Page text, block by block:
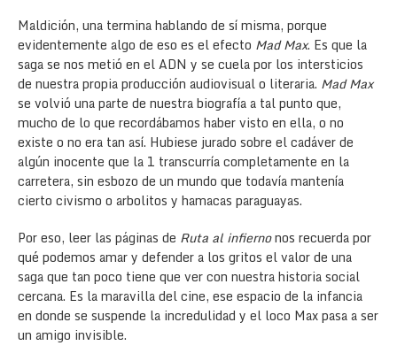
Maldición, una termina hablando de sí misma, porque
evidentemente algo de eso es el efecto Mad Max. Es que la
saga se nos metió en el ADN y se cuela por los intersticios
de nuestra propia producción audiovisual o literaria. Mad Max
se volvió una parte de nuestra biografía a tal punto que,
mucho de lo que recordábamos haber visto en ella, o no
existe o no era tan así. Hubiese jurado sobre el cadáver de
algún inocente que la 1 transcurría completamente en la
carretera, sin esbozo de un mundo que todavía mantenía
cierto civismo o arbolitos y hamacas paraguayas.
Por eso, leer las páginas de Ruta al infiernonos recuerda por
qué podemos amar y defender a los gritos el valor de una
saga que tan poco tiene que ver con nuestra historia social
cercana. Es la maravilla del cine, ese espacio de la infancia
en donde se suspende la incredulidad y el loco Max pasa a ser
un amigo invisible.